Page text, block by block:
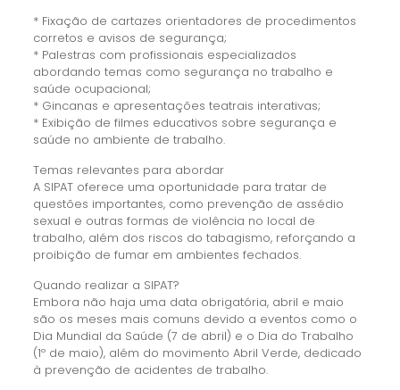
* Fixação de cartazes orientadores de procedimentos
corretos e avisos de segurança;
* Palestras com profissionais especializados
abordando temas como segurança no trabalho e
saúde ocupacional;
* Gincanas e apresentações teatrais interativas;
* Exibição de filmes educativos sobre segurança e
saúde no ambiente de trabalho.
Temas relevantes para abordar
A SIPAT oferece uma oportunidade para tratar de
questões importantes, como prevenção de assédio
sexual e outras formas de violência no local de
trabalho, além dos riscos do tabagismo, reforçando a
proibição de fumar em ambientes fechados.
Quando realizar a SIPAT?
Embora não haja uma data obrigatória, abril e maio
são os meses mais comuns devido a eventos como o
Dia Mundial da Saúde (7 de abril) e o Dia do Trabalho
(1º de maio), além do movimento Abril Verde, dedicado
à prevenção de acidentes de trabalho.